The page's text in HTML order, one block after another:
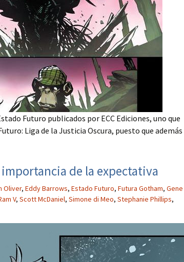
Futuro publicados por ECC Ediciones, uno que
Liga de la Justicia Oscura, puesto que además
de la expectativa
Oliver, Eddy Barrows, Estado Futuro, Futura Gotham, Gene
V, Scott McDaniel, Simone di Meo, Stephanie Phillips,